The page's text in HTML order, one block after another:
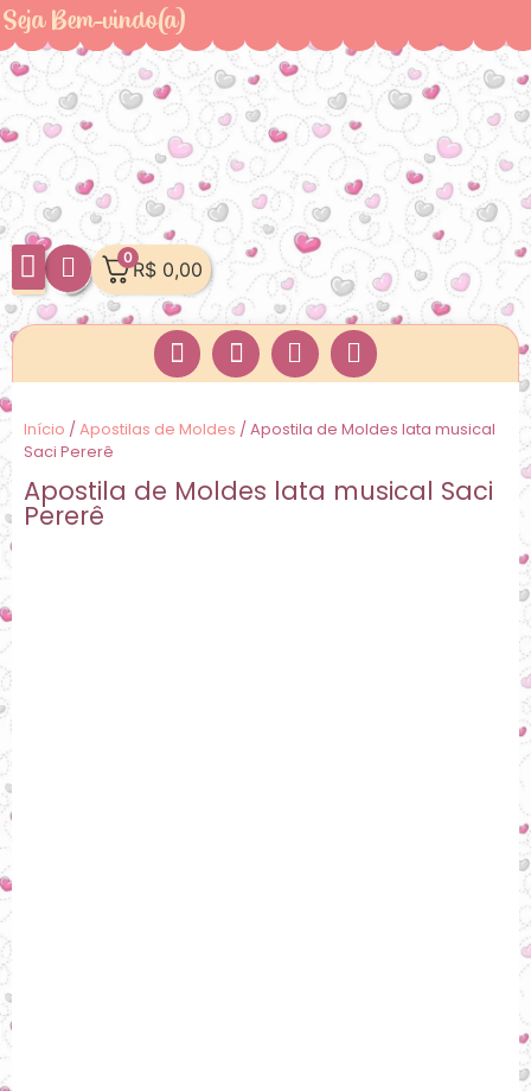
Seja Bem-vindo(a)
0
R$ 0,00
Início /Apostilas de Moldes / Apostila de Moldes lata musical
Saci Pererê
Apostila de Moldes lata musical Saci
Pererê